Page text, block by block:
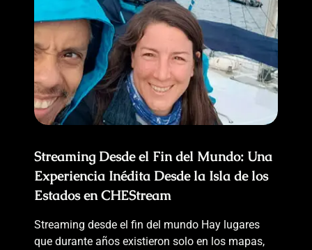
Streaming Desde el Fin del Mundo: Una
Experiencia Inédita Desde la Isla de los
Estados en CHEStream
Streaming desde el fin del mundo Hay lugares
que durante años existieron solo en los mapas,